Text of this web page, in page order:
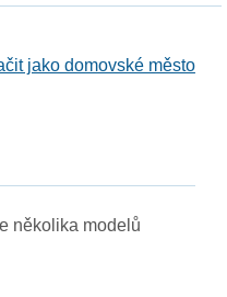
jako domovské město
několika modelů